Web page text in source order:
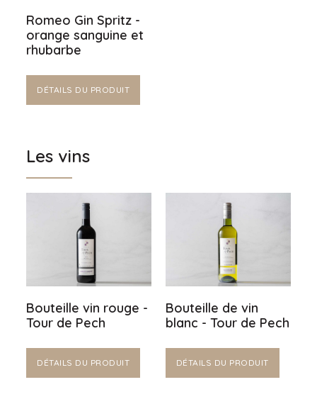
Romeo Gin Spritz -
orange sanguine et
rhubarbe
DÉTAILS DU PRODUIT
Les vins
Bouteille vin rouge -
Tour de Pech
DÉTAILS DU PRODUIT
Bouteille de vin
blanc - Tour de Pech
DÉTAILS DU PRODUIT